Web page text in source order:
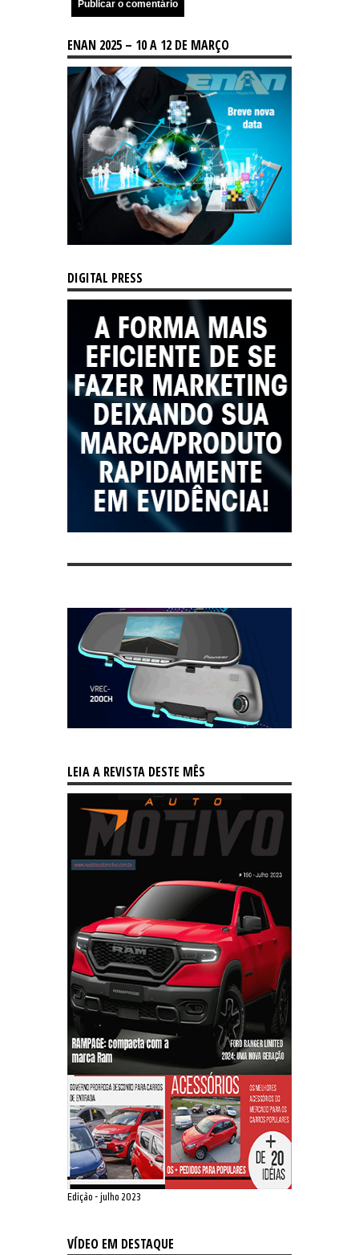
ENAN 2025 – 10 A 12 DE MARÇO
DIGITAL PRESS
LEIA A REVISTA DESTE MÊS
Edição - julho 2023
VÍDEO EM DESTAQUE